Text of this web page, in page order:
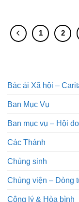
1 2
Bác ái Xã hội –
Ban Mục Vụ
Ban mục vụ – Hội
Các Thánh
Chủng sinh
Chủng viện – Dòng
Công lý & Hòa bình